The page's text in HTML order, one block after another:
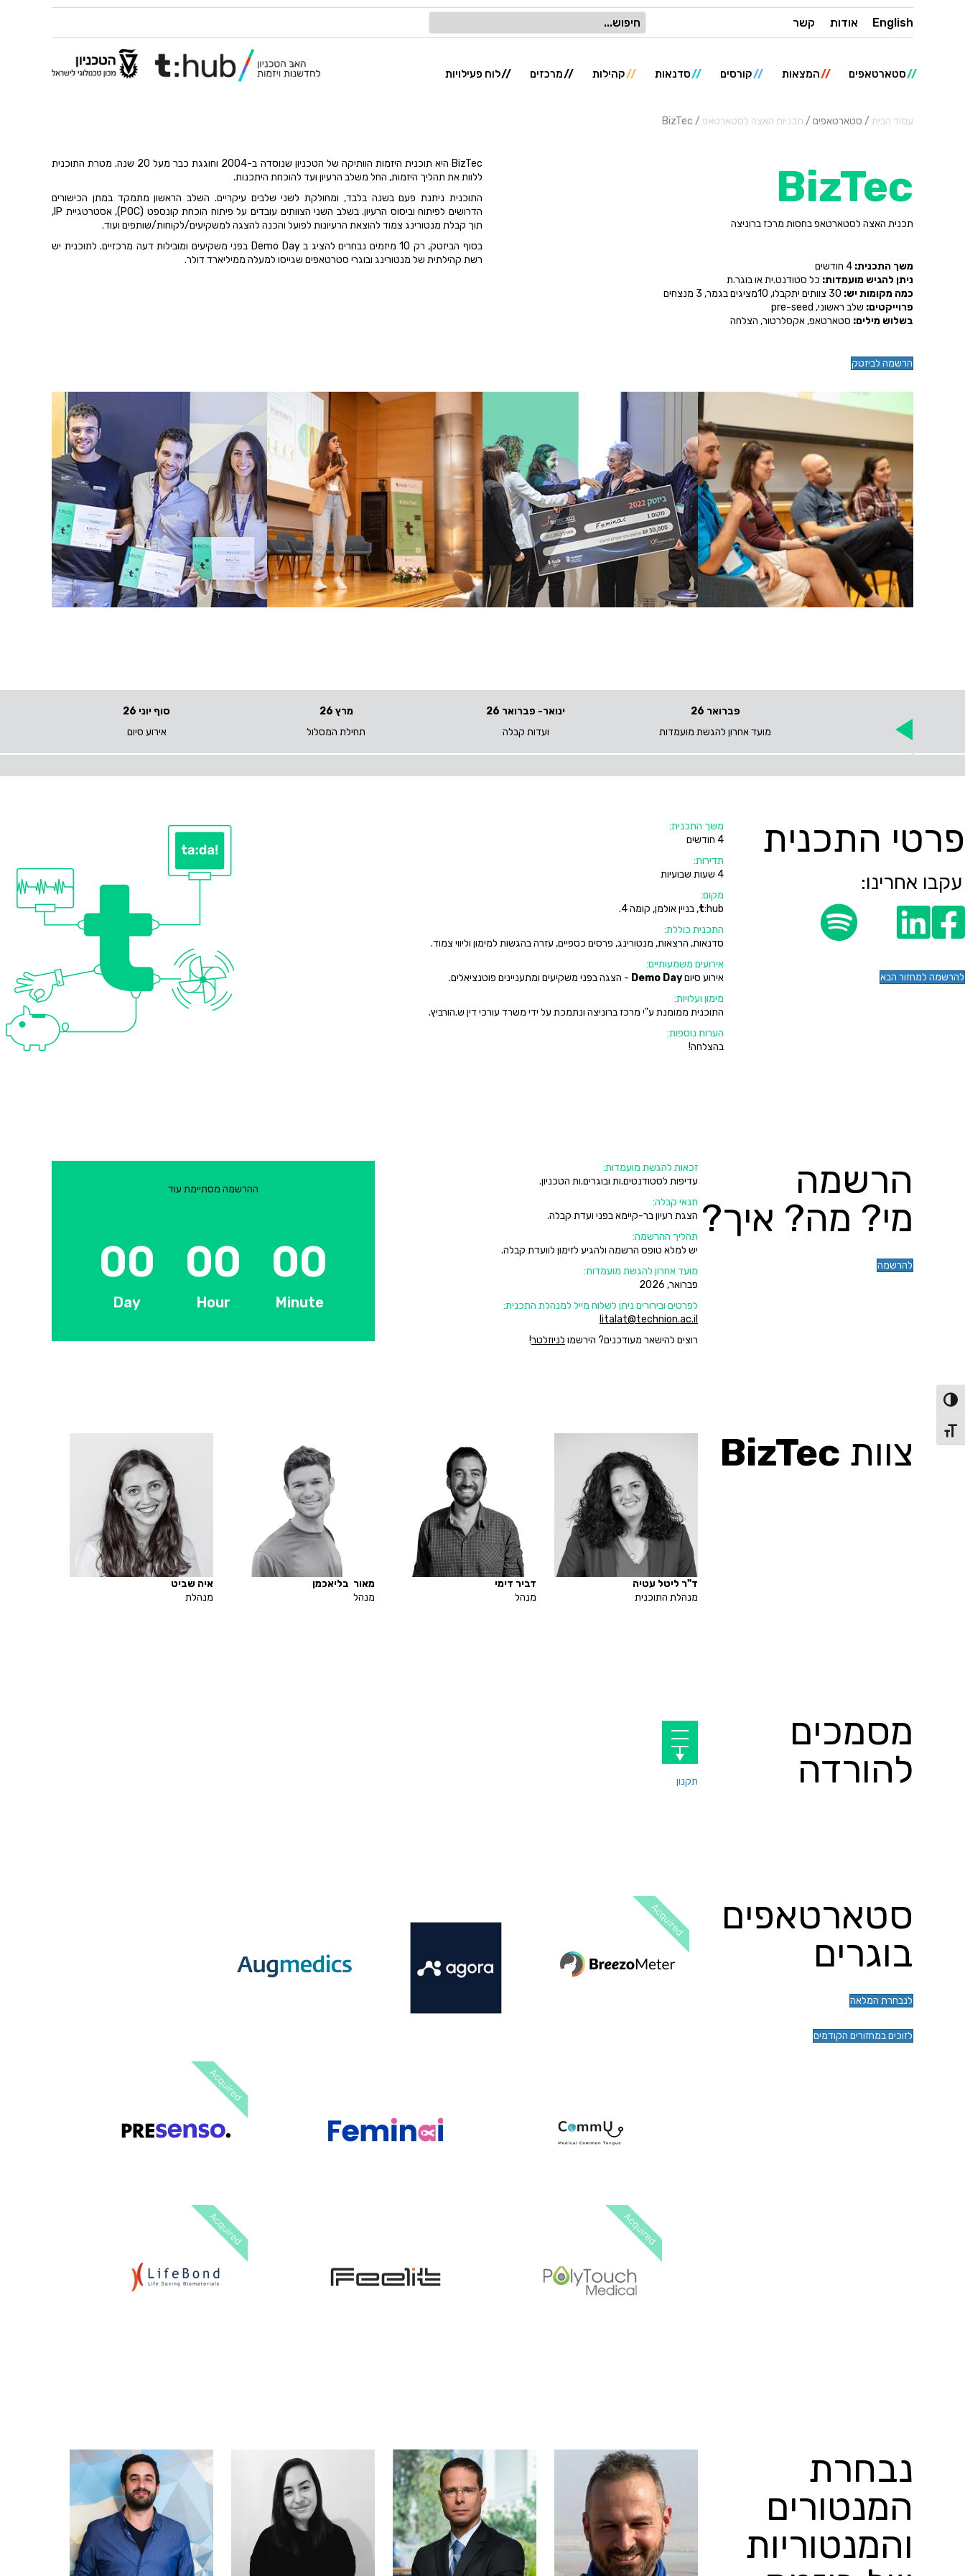
הפעל/כבה ניגודיות גבוהה
מתג גודל גופן
English אודות קשר
סטארטאפים המצאות קורסים סדנאות קהילות מרכזים לוח פעילויות
עמוד הבית / סטארטאפים / תכניות האצה לסטארטאפ / BizTec
BizTec
תכנית האצה לסטארטאפ בחסות מרכז ברוניצה
משך התכנית:
ניתן להגיש מועמדות: כל סטודנט.ית או בוגר.ת
כמה מקומות יש:
פרוייקטים: שלב ראשוני, pre-seed
בשלוש מילים: סטארטאפ, אקסלרטור, הצלחה
הרשמה לביזטק
BizTec
היא תוכנית היזמות הוותיקה של הטכניון שנוסדה ב-2004 וחוגגת כבר מעל 20 שנה. מטרת התוכנית
ללוות את תהליך היזמות, החל משלב הרעיון ועד להוכחת היתכנות.
התוכנית ניתנת פעם בשנה בלבד, ומחולקת לשני שלבים עיקריים. השלב הראשון מתמקד במתן הכישורים
הדרושים לפיתוח וביסוס הרעיון. בשלב השני הצוותים עובדים על פיתוח הוכחת קונספט (POC), אסטרטגיית
IP
,
תוך קבלת מנטורינג צמוד להוצאת הרעיונות לפועל והכנה להצגה למשקיעים/לקוחות/שותפים ועוד.
בסוף הביזטק, רק 10 מיזמים נבחרים להציג ב Demo Day
בפני משקיעים ומובילות דעה מרכזיים. לתוכנית יש
רשת קהילתית של מנטורינג ובוגרי סטרטאפים שגייסו למעלה ממיליארד דולר.
פברואר 26
מועד אחרון להגשת מועמדות
ינואר- פברואר 26
ועדות קבלה
מרץ 26
תחילת המסלול
סוף יוני 26
אירוע סיום
פרטי התכנית
עקבו אחרינו:
לעמוד הפייסבוק שלנו
לעמוד הלינקדין שלנו
להרשמה למחזור הבא
משך התכנית:
4 חודשים
תדירות:
4 שעות שבועיות
מקום:
t:hub, בניין אולמן, קומה 4.
התכנית כוללת:
סדנאות, הרצאות, מנטורינג, פרסים כספיים, עזרה בהגשות למימון וליווי צמוד.
אירועים משמעותיים:
אירוע סיוםDemo Day - הצגה בפני משקיעים ומתעניינים פוטנציאלים.
מימון ועלויות:
התוכנית ממומנת ע"י מרכז ברוניצה ונתמכת על ידי משרד עורכי דין ש.הורביץ.
הערות נוספות:
בהצלחה!
הרשמה
מי? מה? איך?
להרשמה
זכאות להגשת מועמדות:
עדיפות לסטודנטים.ות ובוגרים.ות הטכניון.
תנאי קבלה:
הצגת רעיון בר-קיימא בפני ועדת קבלה.
תהליך ההרשמה:
יש למלא טופס הרשמה ולהגיע לזימון לוועדת קבלה.
מועד אחרון להגשת מועמדות:
פברואר, 2026
לפרטים ובירורים ניתן לשלוח מייל למנהלת התכנית:
litalat@technion.ac.il
רוצים להישאר מעודכנים? הירשמו לניוזלטר!
ההרשמה מסתיימת עוד
00
Day
00
Hour
00
Minute
צוות BizTec
ד"ר ליטל עטיה
מנהלת התוכנית
דביר דימי
מנהל
מאור בליאכמן
מנהל
איה שביט
מנהלת
מסמכים
להורדה
תקנון
סטארטאפים
בוגרים
לנבחרת המלאה
לזוכים במחזורים הקודמים
נבחרת
המנטורים
והמנטוריות